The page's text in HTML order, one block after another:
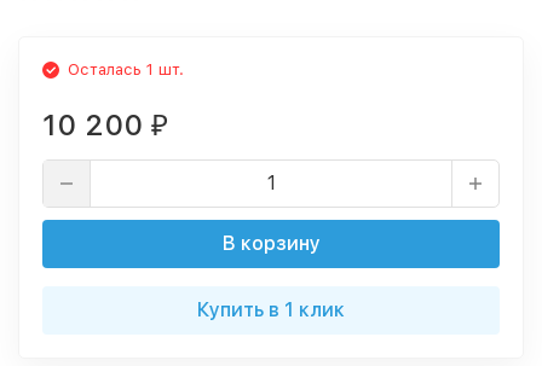
Осталась 1 шт.
10 200 ₽
В корзину
Купить в 1 клик